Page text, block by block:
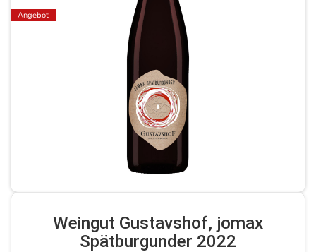
Angebot
Weingut Gustavshof, jomax
Spätburgunder 2022